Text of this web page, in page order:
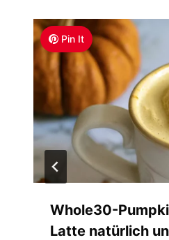
Pin It
Whole30-
Latte natürlich